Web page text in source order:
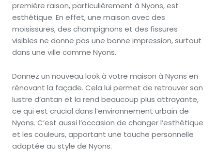
première raison, particulièrement à Nyons, est
esthétique. En effet, une maison avec des
moisissures, des champignons et des fissures
visibles ne donne pas une bonne impression, surtout
dans une ville comme Nyons.
Donnez un nouveau look à votre maison à Nyons en
rénovant la façade. Cela lui permet de retrouver son
lustre d’antan et la rend beaucoup plus attrayante,
ce qui est crucial dans l’environnement urbain de
Nyons. C’est aussi l’occasion de changer l’esthétique
et les couleurs, apportant une touche personnelle
adaptée au style de Nyons.